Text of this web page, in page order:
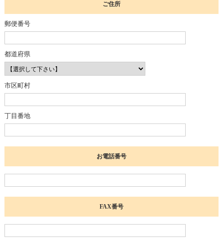
ご住所
郵便番号
都道府県
市区町村
丁目番地
お電話番号
FAX番号